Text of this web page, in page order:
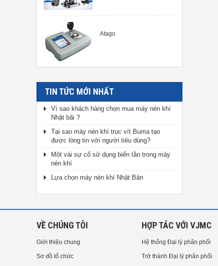
Atago
TIN TỨC MỚI NHẤT
Vì sao khách hàng chọn mua máy nén khí
Nhật bãi ?
Tại sao máy nén khí trục vít Buma tạo
được lòng tin với người tiêu dùng?
Một vài sự cố sử dụng biến tần trong máy
nén khí
Lựa chọn máy nén khí Nhật Bản
VỀ CHÚNG TÔI
Giới thiệu chung
Sơ đồ tổ chức
HỢP TÁC VỚI VJMC
Hệ thống Đại lý phân phối
Trở thành Đại lý phân phối